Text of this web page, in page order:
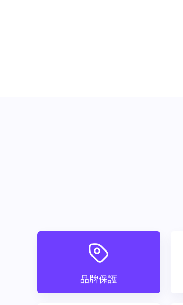
品牌保護